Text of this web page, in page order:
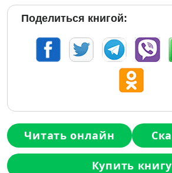
Поделиться книгой:
Читать онлайн
Купить книгу